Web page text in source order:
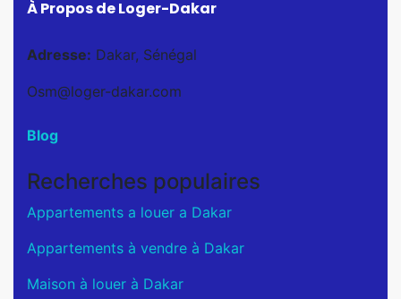
À Propos de Loger-Dakar
Adresse: Dakar, Sénégal
Osm@loger-dakar.com
Blog
Recherches populaires
Appartements a louer a Dakar
Appartements à vendre à Dakar
Maison à louer à Dakar